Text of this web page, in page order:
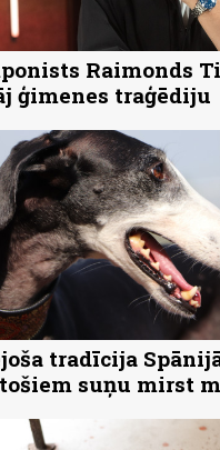
Raimonds
ģimenes traģēdiju
tradīcija
suņu mirst